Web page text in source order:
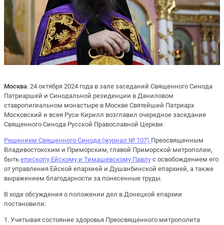
Москва. 24 октября 2024 года в зале заседаний Священного Синода
Патриаршей и Синодальной резиденции в Даниловом
ставропигиальном монастыре в Москве Святейший Патриарх
Московский и всея Руси Кирилл возглавил очередное заседание
Священного Синода Русской Православной Церкви.
Решением Священного Синода (журнал № 107) Преосвященным
Владивостокским и Приморским, главой Приморской митрополии,
быть епископу Ейскому и Тимашевскому Павлу с освобождением его
от управления Ейской епархией и Душанбинской епархией, а также
выражением благодарности за понесенные труды.
В ходе обсуждения о положении дел в Донецкой епархии
постановили:
1.⁠ ⁠Учитывая состояние здоровья Преосвященного митрополита